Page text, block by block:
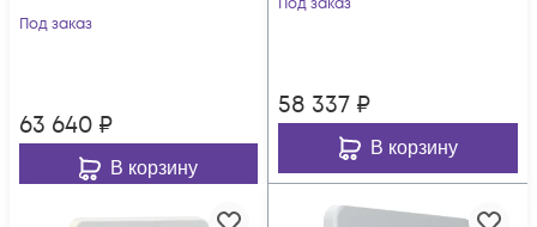
Под заказ
63 640 ₽
В корзину
Под заказ
58 337 ₽
В корзину